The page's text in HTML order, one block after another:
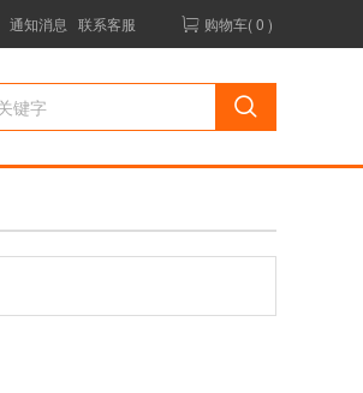
通知消息 联系客服 购物车( 0 )